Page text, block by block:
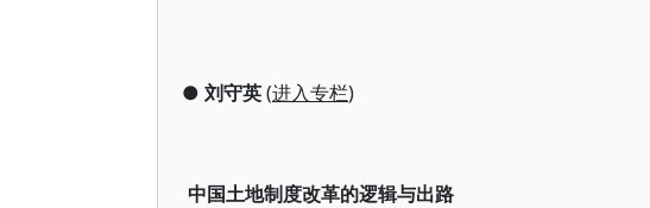
● 刘守英(进入专栏)
中国土地制度改革的逻辑与出路